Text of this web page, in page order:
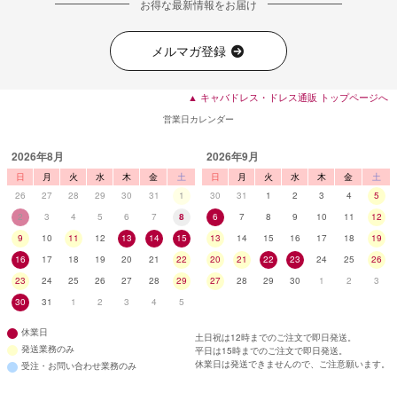
お得な最新情報をお届け
メルマガ登録
▲ キャバドレス・ドレス通販 トップページへ
営業日カレンダー
2026年8月
日 月 火 水 木 金
土
26
27 28 29 30 31
1
2
3 4 5 6 7
8
9
10 11 12 13 14
15
16
17 18 19 20 21
22
23
24 25 26 27 28
29
30
31 1 2 3 4 5
2026年9月
日 月 火 水 木 金
土
30
31 1 2 3 4
5
6
7 8 9 10 11
12
13
14 15 16 17 18
19
20
21 22 23 24 25
26
27
28 29 30 1 2 3
休業日
発送業務のみ
受注・お問い合わせ業務のみ
土日祝は12時までのご注文で即日発送。
平日は15時までのご注文で即日発送。
休業日は発送できませんので、ご注意願います。